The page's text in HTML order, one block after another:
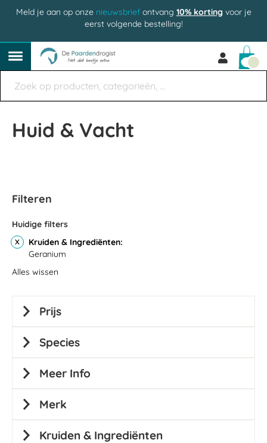
Meld je aan op onze nieuwsbriefontvang 10% korting voor je
eerst volgende bestelling!
Huid & Vacht
Filteren
Huidige filters
Kruiden & Ingrediënten
Geranium
Alles wissen
Prijs
Species
Meer Info
Merk
Kruiden & Ingrediënten